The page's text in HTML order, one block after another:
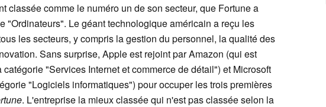
classée comme le numéro un de son secteur, que Fortune a
"Ordinateurs". Le géant technologique américain a reçu les
les secteurs, y compris la gestion du personnel, la qualité des
Sans surprise, Apple est rejoint par Amazon (qui est
"Services Internet et commerce de détail") et Microsoft
"Logiciels informatiques") pour occuper les trois premières
. L'entreprise la mieux classée qui n'est pas classée selon la